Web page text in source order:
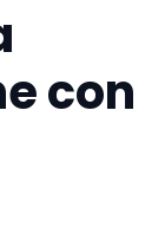
con